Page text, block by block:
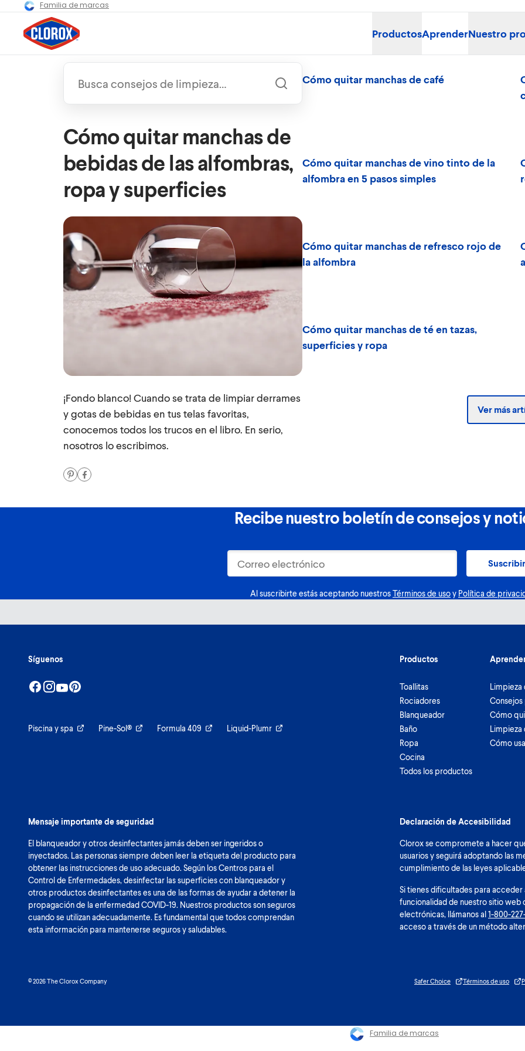
Familia de marcas
ProductosAprenderNuestro
Cómo quitar manchas de
bebidas de las alfombras,
ropa y superficies
¡Fondo blanco! Cuando se trata de limpiar derrames
y gotas de bebidas en tus telas favoritas,
conocemos todos los trucos en el libro. En serio,
nosotros lo escribimos.
Cómo quitar manchas de café
Cómo quitar manchas de vino tinto de la
alfombra en 5 pasos simples
Cómo quitar manchas de refresco rojo de
la alfombra
Cómo quitar manchas de té en tazas,
superficies y ropa
Ver más
Recibe nuestro boletín de consejos y
Al suscribirte estás aceptando nuestrosTérminos de usoy Política de
Síguenos
Piscina y spa Pine-Sol® Formula 409 Liquid-Plumr
Productos
Toallitas
Rociadores
Blanqueador
Baño
Ropa
Cocina
Todos los productos
Limpieza
Consejos
Cómo
Limpieza
Cómo
Mensaje importante de seguridad
El blanqueador y otros desinfectantes jamás deben ser ingeridos o
inyectados. Las personas siempre deben leer la etiqueta del producto para
obtener las instrucciones de uso adecuado. Según los Centros para el
Control de Enfermedades, desinfectar las superficies con blanqueador y
otros productos desinfectantes es una de las formas de ayudar a detener la
propagación de la enfermedad COVID-19. Nuestros productos son seguros
cuando se utilizan adecuadamente. Es fundamental que todos comprendan
esta información para mantenerse seguros y saludables.
Declaración de Accesibilidad
Clorox se compromete a hacer
usuarios y seguirá adoptando las
cumplimiento de las leyes
Si tienes dificultades para
funcionalidad de nuestro sitio web
electrónicas, llámanos al1-800-
acceso a través de un método
© 2026 The Clorox Company Safer Choice Términos de uso
Familia de marcas